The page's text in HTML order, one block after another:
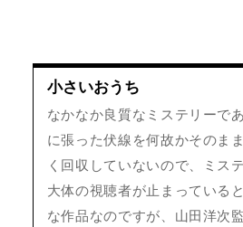
なかなか良質なミステリーで
に張った伏線を何故かそのま
く回収していないので、ミス
大体の視聴者が止まっている
な作品なのですが、山田洋次
小さいおうち